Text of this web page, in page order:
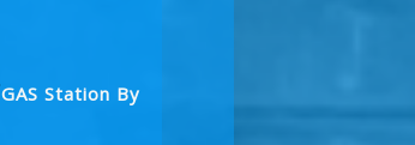
GAS Station By